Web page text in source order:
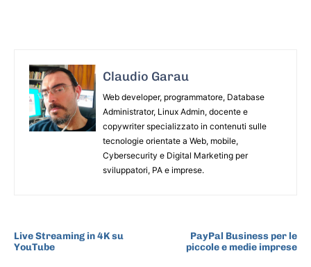
Claudio Garau
Web developer, programmatore, Database
Administrator, Linux Admin, docente e
copywriter specializzato in contenuti sulle
tecnologie orientate a Web, mobile,
Cybersecurity e Digital Marketing per
sviluppatori, PA e imprese.
Live Streaming in 4K su
YouTube
PayPal Business per le
piccole e medie imprese